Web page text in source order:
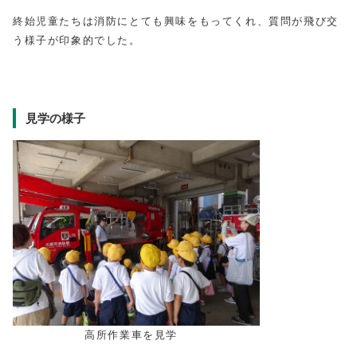
終始児童たちは消防にとても興味をもってくれ、質問が飛び交
う様子が印象的でした。
見学の様子
高所作業車を見学